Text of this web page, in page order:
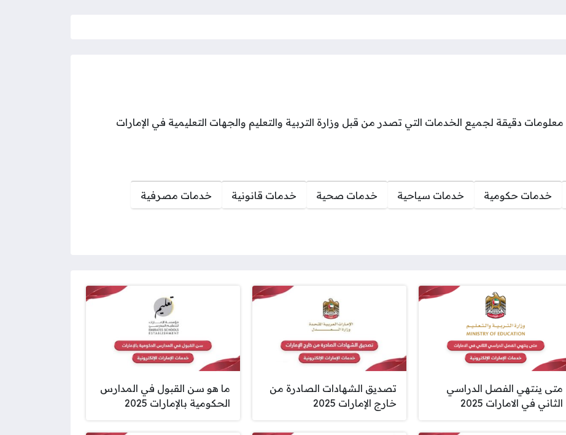
دقيقة لجميع الخدمات التي تصدر من قبل وزارة التربية والتعليم والجهات التعليمية في الإمارات
خدمات حكومية خدمات سياحية خدمات صحية خدمات قانونية خدمات مصرفية
متى ينتهي الفصل الدراسي
الثاني في الامارات 2025
تصديق الشهادات الصادرة من
خارج الإمارات 2025
ما هو سن القبول في المدارس
الحكومية بالإمارات 2025